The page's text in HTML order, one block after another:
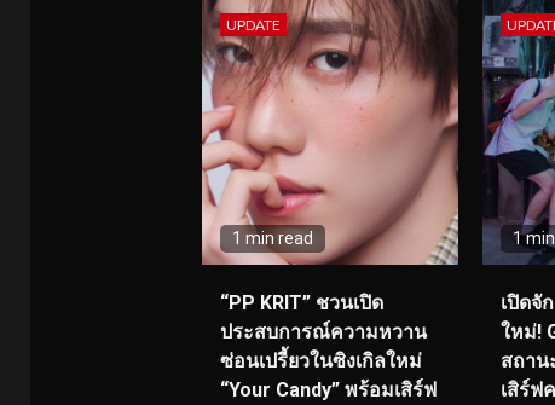
UPDATE
1 min read
“PP KRIT” ชวนเปิด
ประสบการณ์ความหวาน
ซ่อนเปรี้ยวในซิงเกิลใหม่
“Your Candy” พร้อมเสิร์ฟ
1
เปิดจั
ใหม่!
สถาน
เสิร์ฟ